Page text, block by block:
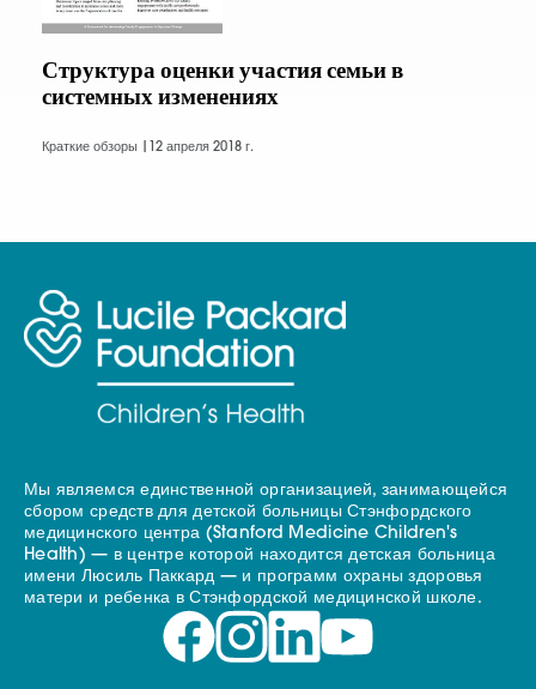
Структура оценки участия семьи в
системных изменениях
Краткие обзоры | 12 апреля 2018 г.
Мы являемся единственной организацией, занимающейся
сбором средств для детской больницы Стэнфордского
медицинского центра (Stanford Medicine Children's
Health) — в центре которой находится детская больница
имени Люсиль Паккард — и программ охраны здоровья
матери и ребенка в Стэнфордской медицинской школе.